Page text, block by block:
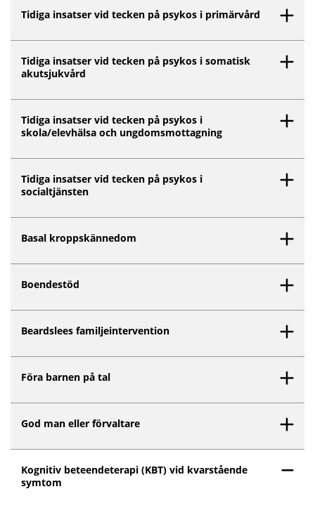
Tidiga insatser vid tecken på psykos i primärvård
Tidiga insatser vid tecken på psykos i somatisk
akutsjukvård
Tidiga insatser vid tecken på psykos i
skola/elevhälsa och ungdomsmottagning
Tidiga insatser vid tecken på psykos i
socialtjänsten
Basal kroppskännedom
Boendestöd
Beardslees familjeintervention
Föra barnen på tal
God man eller förvaltare
Kognitiv beteendeterapi (KBT) vid kvarstående
symtom
Inget innehåll matchar dina valda filter.